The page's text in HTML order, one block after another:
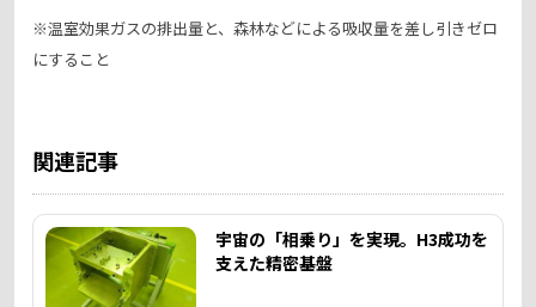
※温室効果ガスの排出量と、森林などによる吸収量を差し引きゼロ
にすること
関連記事
宇宙の「相乗り」を実現。H3成功を
支えた精密基盤